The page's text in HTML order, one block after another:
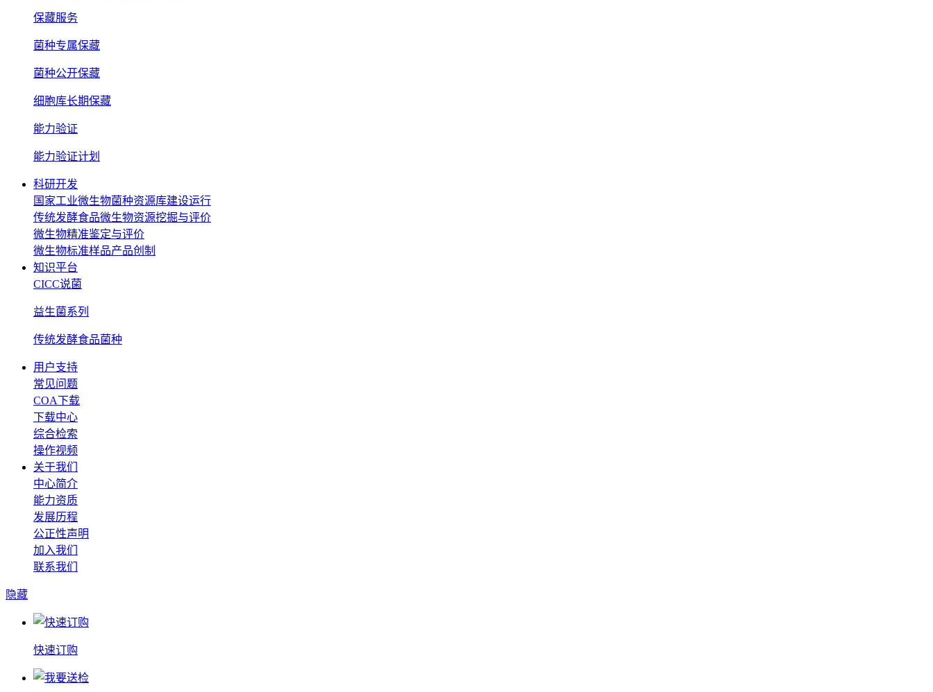
保藏服务
菌种专属保藏
菌种公开保藏
细胞库长期保藏
能力验证
能力验证计划
科研开发
国家工业微生物菌种资源库建设运行
传统发酵食品微生物资源挖掘与评价
微生物精准鉴定与评价
微生物标准样品产品创制
知识平台
CICC说菌
益生菌系列
传统发酵食品菌种
用户支持
常见问题
COA下载
下载中心
综合检索
操作视频
关于我们
中心简介
能力资质
发展历程
公正性声明
加入我们
联系我们
隐藏
快速订购